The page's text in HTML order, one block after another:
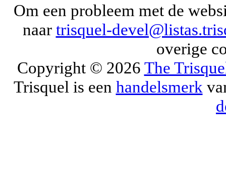
Om een probleem met de
naar trisquel-
overige
Copyright © 2026 The
Trisquel is een handelsmerk